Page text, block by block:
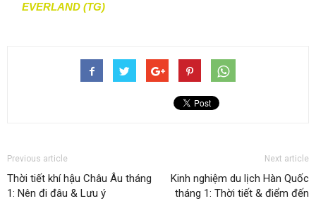
EVERLAND (TG)
Previous article
Thời tiết khí hậu Châu Âu tháng
1: Nên đi đâu & Lưu ý
Next article
Kinh nghiệm du lịch Hàn Quốc
tháng 1: Thời tiết & điểm đến